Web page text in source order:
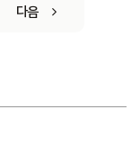
다음